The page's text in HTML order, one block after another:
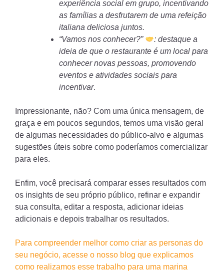
experiência social em grupo, incentivando
as famílias a desfrutarem de uma refeição
italiana deliciosa juntos.
“Vamos nos conhecer?”
: destaque a
ideia de que o restaurante é um local para
conhecer novas pessoas, promovendo
eventos e atividades sociais para
incentivar.
Impressionante, não? Com uma única mensagem, de
graça e em poucos segundos, temos uma visão geral
de algumas necessidades do público-alvo e algumas
sugestões úteis sobre como poderíamos comercializar
para eles.
Enfim, você precisará comparar esses resultados com
os insights de seu próprio público, refinar e expandir
sua consulta, editar a resposta, adicionar ideias
adicionais e depois trabalhar os resultados.
Para compreender melhor como criar as personas do
seu negócio, acesse o nosso blog que explicamos
como realizamos esse trabalho para uma marina